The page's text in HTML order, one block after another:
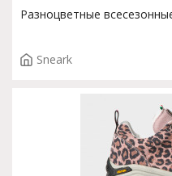
Разноцветные
Sneark